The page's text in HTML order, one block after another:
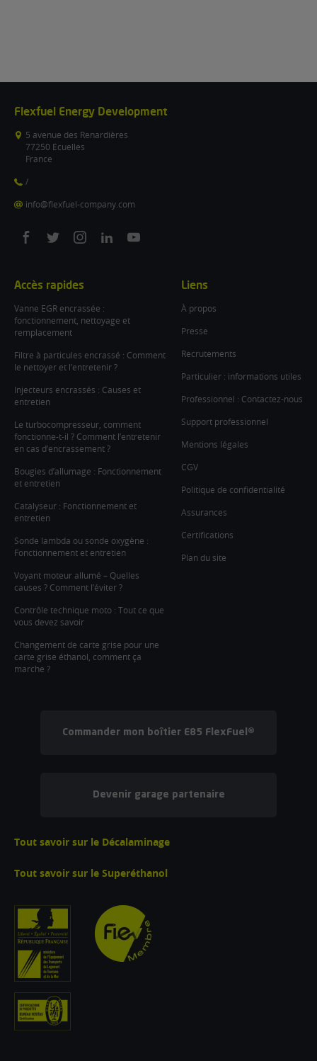
Flexfuel Energy Development
5 avenue des Renardières
77250 Ecuelles
France
/
info@flexfuel-company.com
On
On
On
On
On
Accès rapides
Vanne EGR encrassée :
fonctionnement, nettoyage et
remplacement
Filtre à particules encrassé : Comment
le nettoyer et l’entretenir ?
Injecteurs encrassés : Causes et
entretien
Le turbocompresseur, comment
fonctionne-t-il ? Comment l’entretenir
en cas d’encrassement ?
Bougies d’allumage : Fonctionnement
et entretien
Catalyseur : Fonctionnement et
entretien
Sonde lambda ou sonde oxygène :
Fonctionnement et entretien
Voyant moteur allumé – Quelles
causes ? Comment l’éviter ?
Contrôle technique moto : Tout ce que
vous devez savoir
Changement de carte grise pour une
carte grise éthanol, comment ça
marche ?
Liens
À propos
Presse
Recrutements
Particulier : informations utiles
Professionnel : Contactez-nous
Support professionnel
Mentions légales
CGV
Politique de confidentialité
Assurances
Certifications
Plan du site
Commander mon boîtier E85 FlexFuel®
Devenir garage partenaire
Tout savoir sur le Décalaminage
Tout savoir sur le Superéthanol